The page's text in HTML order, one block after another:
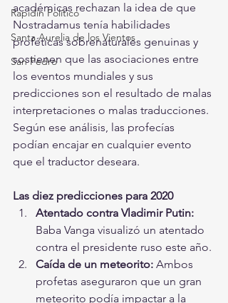
Rapidín Político
Santa Aurelia de los Vientos
San Pedro
académicas rechazan la idea de que
Nostradamus tenía habilidades
proféticas sobrenaturales genuinas y
sostienen que las asociaciones entre
los eventos mundiales y sus
predicciones son el resultado de malas
interpretaciones o malas traducciones.
Según ese análisis, las profecías
podían encajar en cualquier evento
que el traductor deseara.
Las diez predicciones para 2020
Atentado contra Vladimir Putin:
Baba Vanga visualizó un atentado
contra el presidente ruso este año.
Caída de un meteorito: Ambos
profetas aseguraron que un gran
meteorito podía impactar a la